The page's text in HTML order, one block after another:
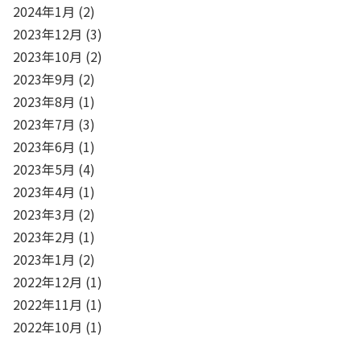
2024年1月 (2)
2023年12月 (3)
2023年10月 (2)
2023年9月 (2)
2023年8月 (1)
2023年7月 (3)
2023年6月 (1)
2023年5月 (4)
2023年4月 (1)
2023年3月 (2)
2023年2月 (1)
2023年1月 (2)
2022年12月 (1)
2022年11月 (1)
2022年10月 (1)